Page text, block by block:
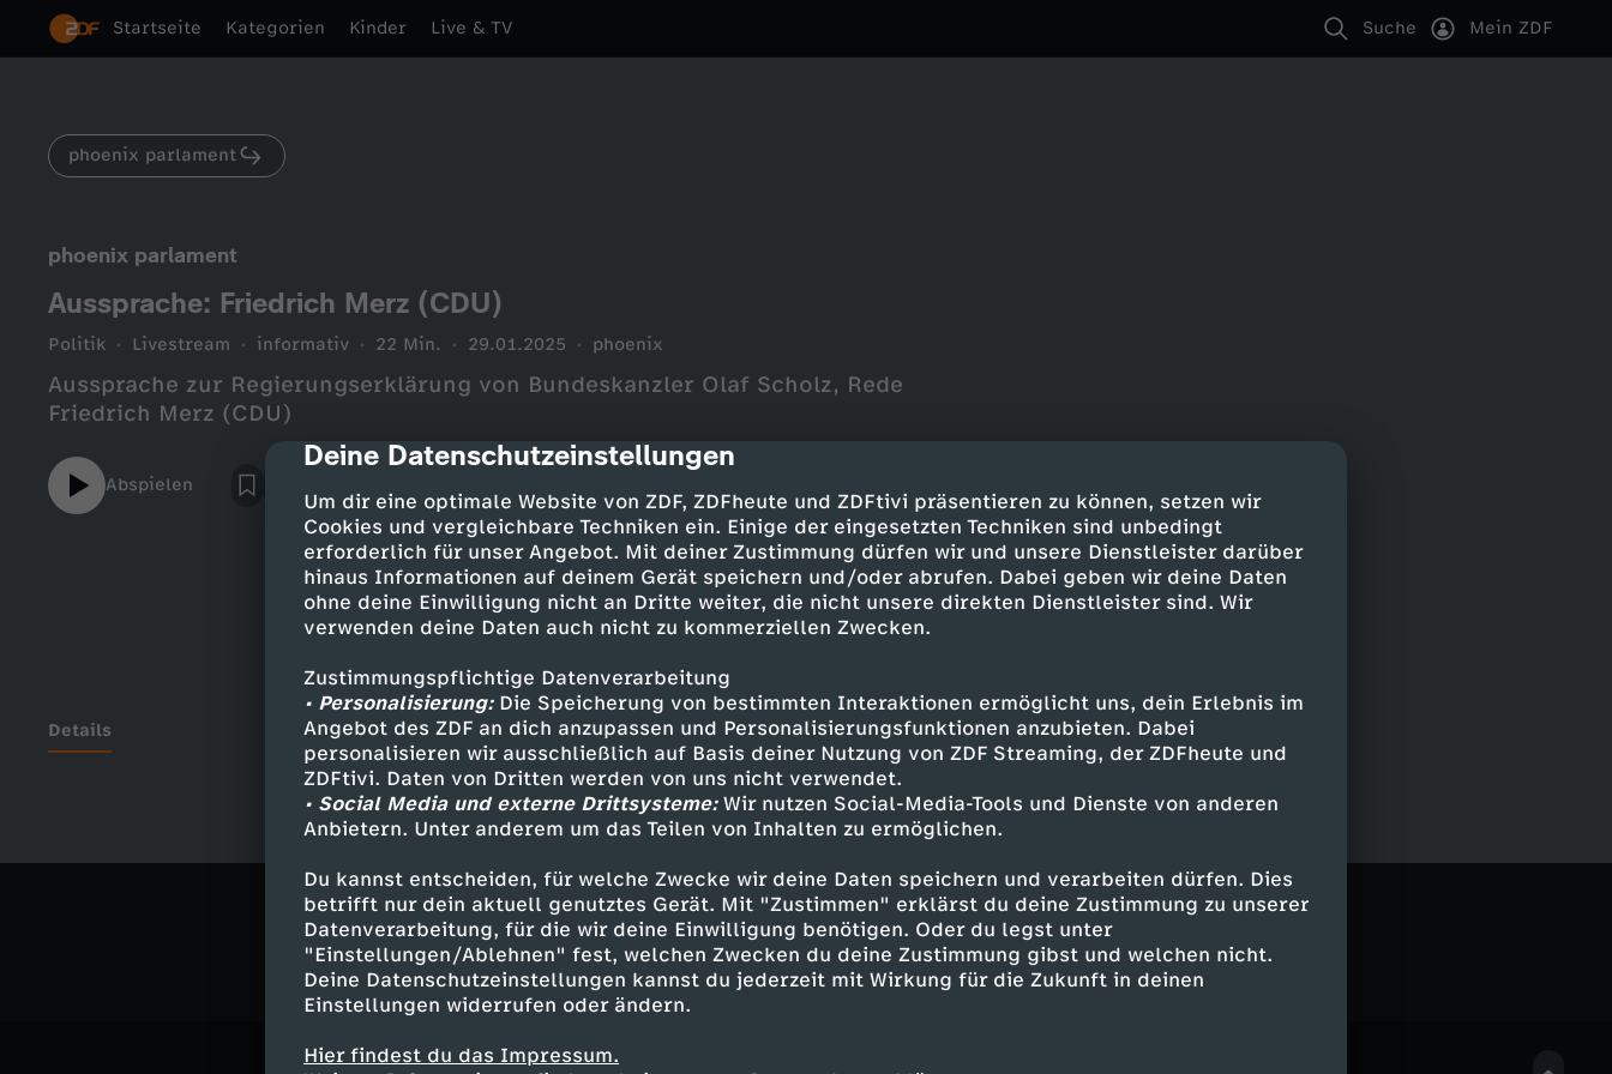
cmp-dialog-description
Deine Datenschutzeinstellungen
Um dir eine optimale Website von ZDF, ZDFheute und ZDFtivi präsentieren zu können, setzen wir
Cookies und vergleichbare Techniken ein. Einige der eingesetzten Techniken sind unbedingt
erforderlich für unser Angebot. Mit deiner Zustimmung dürfen wir und unsere Dienstleister darüber
hinaus Informationen auf deinem Gerät speichern und/oder abrufen. Dabei geben wir deine Daten
ohne deine Einwilligung nicht an Dritte weiter, die nicht unsere direkten Dienstleister sind. Wir
verwenden deine Daten auch nicht zu kommerziellen Zwecken.
Zustimmungspflichtige Datenverarbeitung
• Personalisierung:Die Speicherung von bestimmten Interaktionen ermöglicht uns, dein Erlebnis im
Angebot des ZDF an dich anzupassen und Personalisierungsfunktionen anzubieten. Dabei
personalisieren wir ausschließlich auf Basis deiner Nutzung von ZDF Streaming, der ZDFheute und
ZDFtivi. Daten von Dritten werden von uns nicht verwendet.
• Social Media und externe Drittsysteme:Wir nutzen Social-Media-Tools und Dienste von anderen
Anbietern. Unter anderem um das Teilen von Inhalten zu ermöglichen.
Du kannst entscheiden, für welche Zwecke wir deine Daten speichern und verarbeiten dürfen. Dies
betrifft nur dein aktuell genutztes Gerät. Mit "Zustimmen" erklärst du deine Zustimmung zu unserer
Datenverarbeitung, für die wir deine Einwilligung benötigen. Oder du legst unter
"Einstellungen/Ablehnen" fest, welchen Zwecken du deine Zustimmung gibst und welchen nicht.
Deine Datenschutzeinstellungen kannst du jederzeit mit Wirkung für die Zukunft in deinen
Einstellungen widerrufen oder ändern.
Hier findest du das Impressum.
Startseite Kategorien Kinder Live & TV Suche Mein ZDF
phoenix parlament
phoenix parlament
Aussprache: Friedrich Merz (CDU)
Politik Livestream informativ 22 Min. 29.01.2025 phoenix
Aussprache zur Regierungserklärung von Bundeskanzler Olaf Scholz, Rede
Friedrich Merz (CDU)
Abspielen
Details
Ähnliche Inhalte entdecken
Politik Livestream informativ phoenix parlament